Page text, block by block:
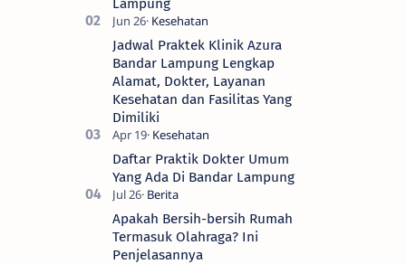
Lampung
Jadwal Praktek Klinik Azura
Bandar Lampung Lengkap
Alamat, Dokter, Layanan
Kesehatan dan Fasilitas Yang
Dimiliki
Daftar Praktik Dokter Umum
Yang Ada Di Bandar Lampung
Apakah Bersih-bersih Rumah
Termasuk Olahraga? Ini
Penjelasannya